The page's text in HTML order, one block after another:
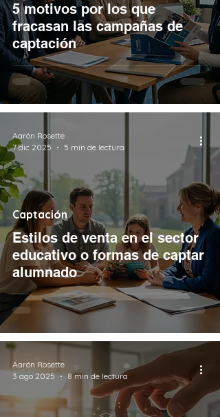
5 motivos por los que
fracasan las campañas de
captación
Estilos de venta en el sector
educativo o formas de captar
alumnado
Captación
Aarón Rosette
7 dic 2025
5 min de lectura
Aarón Rosette
3 ago 2025
8 min de lectura